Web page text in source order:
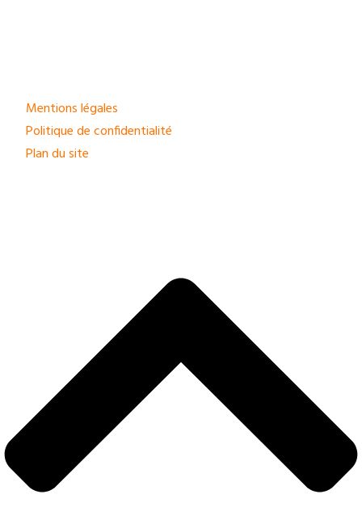
Mentions légales
Politique de confidentialité
Plan du site